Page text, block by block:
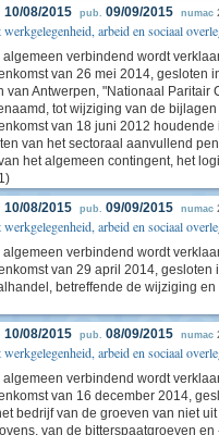
10/08/2015 pub. 09/09/2015 numac
arbeid en sociaal
verbindend wordt
van 26 mei 2014, gesloten
van Antwerpen, "Nationaal Paritair
tot wijziging van de bijlagen
van 18 juni 2012 houdende
van het sectoraal aanvullend
het algemeen contingent, het
10/08/2015 pub. 09/09/2015 numac
arbeid en sociaal
verbindend wordt
van 29 april 2014, gesloten
betreffende de wijziging en
10/08/2015 pub. 08/09/2015 numac
arbeid en sociaal
verbindend wordt
van 16 december 2014,
bedrijf van de groeven van niet
van de bitterspaatgroeven en